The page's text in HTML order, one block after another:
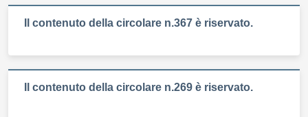
Il contenuto della circolare n.367 è riservato.
Il contenuto della circolare n.269 è riservato.